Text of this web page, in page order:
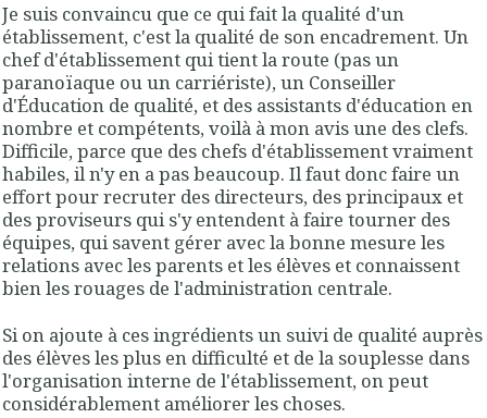
Je suis convaincu que ce qui fait la qualité d'un
établissement, c'est la qualité de son encadrement. Un
chef d'établissement qui tient la route (pas un
paranoïaque ou un carriériste), un Conseiller
d'Éducation de qualité, et des assistants d'éducation en
nombre et compétents, voilà à mon avis une des clefs.
Difficile, parce que des chefs d'établissement vraiment
habiles, il n'y en a pas beaucoup. Il faut donc faire un
effort pour recruter des directeurs, des principaux et
des proviseurs qui s'y entendent à faire tourner des
équipes, qui savent gérer avec la bonne mesure les
relations avec les parents et les élèves et connaissent
bien les rouages de l'administration centrale.
Si on ajoute à ces ingrédients un suivi de qualité auprès
des élèves les plus en difficulté et de la souplesse dans
l'organisation interne de l'établissement, on peut
considérablement améliorer les choses.